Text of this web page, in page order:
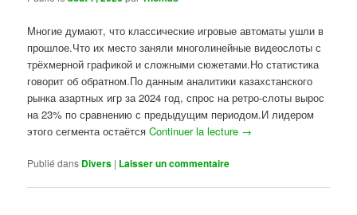
Многие думают, что классические игровые автоматы ушли в
прошлое.Что их место заняли многолинейные видеослоты с
трёхмерной графикой и сложными сюжетами.Но статистика
говорит об обратном.По данным аналитики казахстанского
рынка азартных игр за 2024 год, спрос на ретро-слоты вырос
на 23% по сравнению с предыдущим периодом.И лидером
этого сегмента остаётсяContinuer la lecture →
Publié dans Divers | Laisser un commentaire